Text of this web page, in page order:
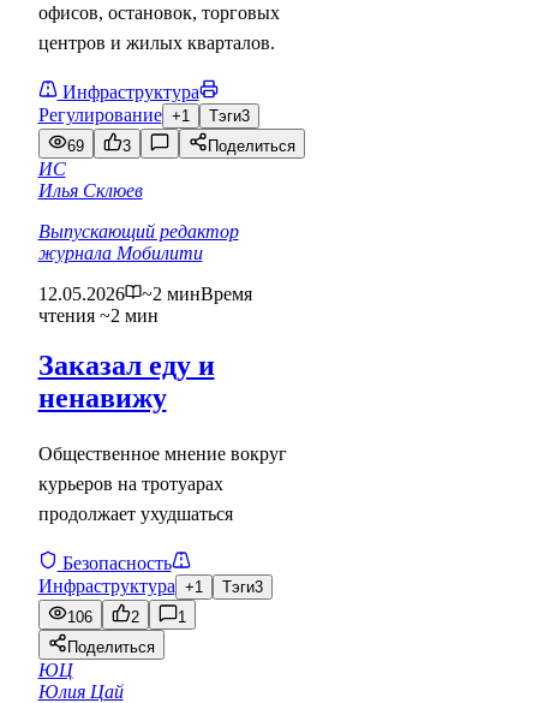
офисов, остановок, торговых
центров и жилых кварталов.
Инфраструктура
Регулирование +1 Тэги3
69
3 Поделиться
ИС
Илья Склюев
Выпускающий редактор
журнала Мобилити
12.05.2026
~2 минВремя
чтения ~2 мин
Заказал еду и
ненавижу
Общественное мнение вокруг
курьеров на тротуарах
продолжает ухудшаться
Безопасность
Инфраструктура +1 Тэги3
106
2
1
Поделиться
ЮЦ
Юлия Цай